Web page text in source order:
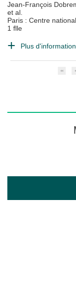
Jean-François
et al.
Paris : Centre
1 flle
Plus